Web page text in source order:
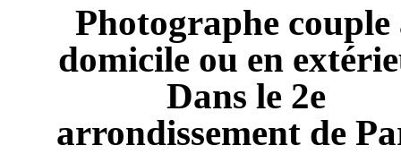
Photographe couple
domicile ou en
Dans le 2e
arrondissement de